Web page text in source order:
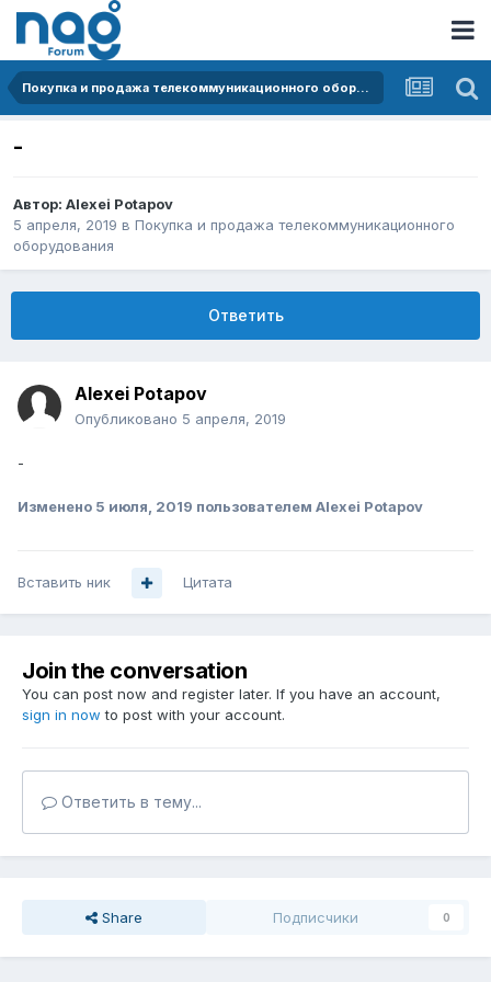
Покупка и продажа телекоммуникационного оборудования
-
Автор: Alexei Potapov
5 апреля, 2019 в Покупка и продажа телекоммуникационного
оборудования
Ответить
Alexei Potapov
Опубликовано 5 апреля, 2019
-
Изменено 5 июля, 2019 пользователем Alexei Potapov
Вставить ник Цитата
Join the conversation
You can post now and register later. If you have an account,
sign in now to post with your account.
Ответить в тему...
Share Подписчики 0